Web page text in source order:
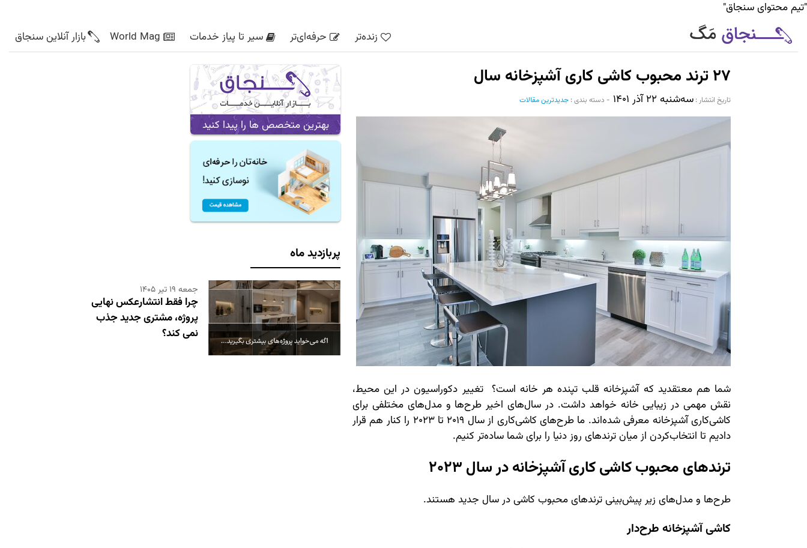
"تیم محتوای سنجاق"
زنده‌تر
حرفه‌ای‌تر سیر تا پیاز خدمات World Mag بازار آنلاین سنجاق
۲۷ ترند محبوب کاشی کاری آشپزخانه سال
تاریخ انتشار :‌ سه‌شنبه ۲۲ آذر ۱۴۰۱ - دسته بندی : جدیدترین مقالات
شما هم معتقدید که آشپزخانه قلب تپنده هر خانه است؟ تغییر دکوراسیون در این محیط،
نقش مهمی در زیبایی خانه خواهد داشت. در سال‌های اخیر طرح‌ها و مدل‌های مختلفی برای
کاشی‌کاری آشپزخانه معرفی شده‌اند. ما طرح‌های کاشی‌کاری از سال 2019 تا 2023 را کنار هم قرار
دادیم تا انتخاب‌کردن از میان ترندهای روز دنیا را برای شما ساده‌تر کنیم.
ترندهای محبوب کاشی کاری آشپزخانه در سال 2023
طرح‌ها و مدل‌های زیر پیش‌بینی ترندهای محبوب کاشی در سال جدید هستند.
کاشی آشپزخانه طرح‌دار
بهترین متخصص ها را پیدا کنید
پربازدید ماه
چرا فقط انتشارعکس نهایی
پروژه، مشتری جدید جذب
نمی کند؟
جمعه ۱۹ تیر ۱۴۰۵